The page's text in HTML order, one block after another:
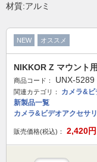
材質:アルミ
NEW オススメ
NIKKOR Z マウント
商品コード： UNX-5289
関連カテゴリ：
カメラ&
新製品一覧
カメラ&ビデオアクセサ
販売価格(税込)： 2,420円